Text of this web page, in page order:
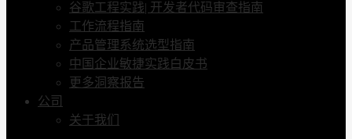
谷歌工程实践| 开发者代码审查指南
工作流程指南
产品管理系统选型指南
中国企业敏捷实践白皮书
更多洞察报告
公司
关于我们